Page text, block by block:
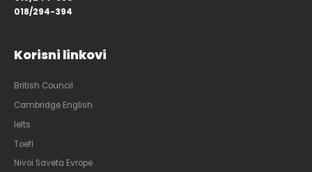
018/294-394
Korisni linkovi
British Council
Cambridge English
Ielts
Toefl
Nivoi Saveta Evrope